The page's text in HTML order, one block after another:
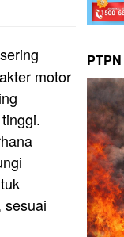
motor
sesuai